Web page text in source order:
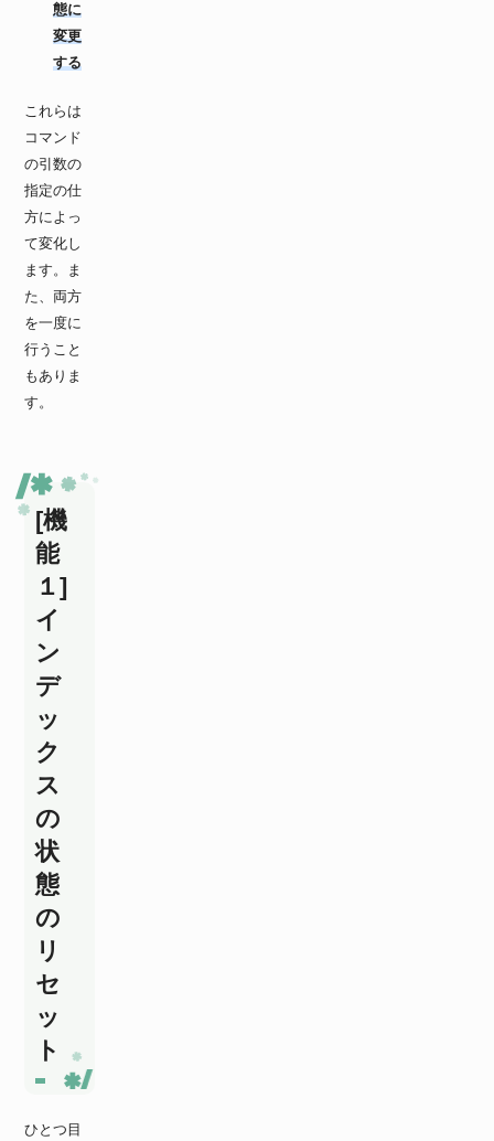
態に
変更
する
これらは
コマンド
の引数の
指定の仕
方によっ
て変化し
ます。ま
た、両方
を一度に
行うこと
もありま
す。
[機
能
１]
イ
ン
デ
ッ
ク
ス
の
状
態
の
リ
セ
ッ
ト
ひとつ目